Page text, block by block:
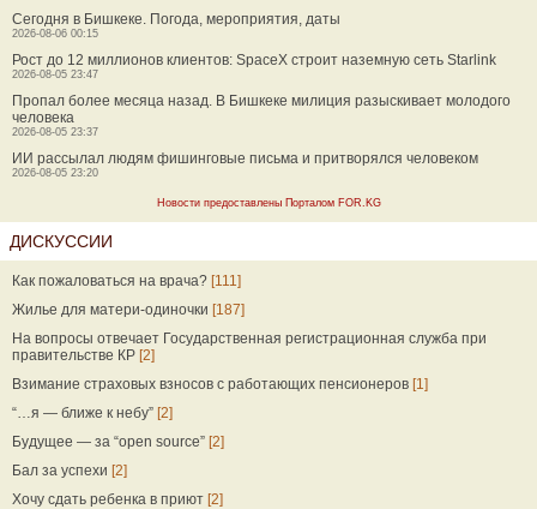
Сегодня в Бишкеке. Погода, мероприятия, даты
2026-08-06 00:15
Рост до 12 миллионов клиентов: SpaceX строит наземную сеть Starlink
2026-08-05 23:47
Пропал более месяца назад. В Бишкеке милиция разыскивает молодого
человека
2026-08-05 23:37
ИИ рассылал людям фишинговые письма и притворялся человеком
2026-08-05 23:20
Новости предоставлены Порталом FOR.KG
ДИСКУССИИ
Как пожаловаться на врача? [111]
Жилье для матери-одиночки [187]
На вопросы отвечает Государственная регистрационная служба при
правительстве КР [2]
Взимание страховых взносов с работающих пенсионеров [1]
“…я — ближе к небу” [2]
Будущее — за “open source” [2]
Бал за успехи [2]
Хочу сдать ребенка в приют [2]